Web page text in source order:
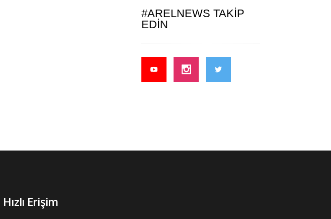
#ARELNEWS TAKIP
EDIN
Hızlı Erişim